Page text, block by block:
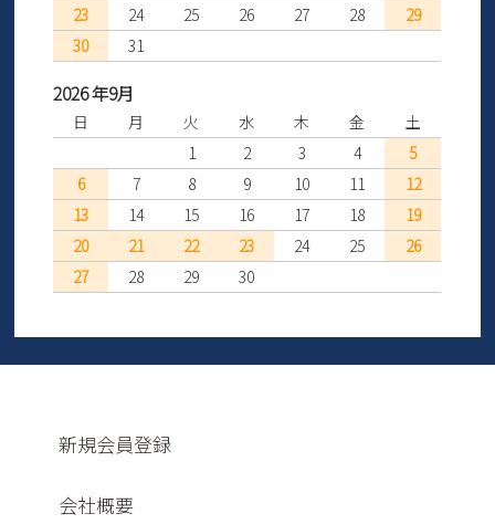
23
24 25 26 27 28
29
30
31
2026 年9月
日 月 火 水 木 金
土
1
2 3 4
5
6
7 8 9 10 11
12
13
14 15 16 17 18
19
20
21 22 23 24 25
26
27
28 29 30
新規会員登録
会社概要